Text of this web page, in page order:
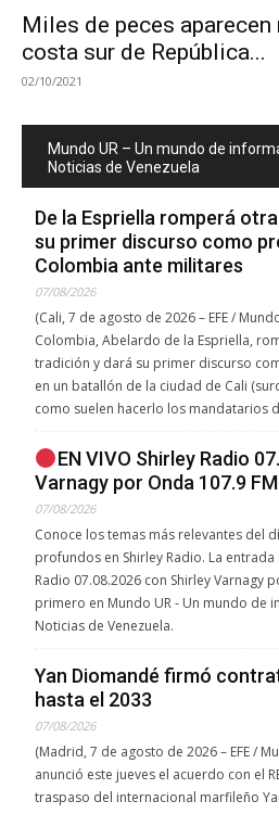
Miles de peces
costa sur de República...
02/10/2021
Mundo UR – Un mundo de
Noticias de Venezuela
De la Espriella romperá
su primer discurso como
Colombia ante militares
07/08/2026
(Cali, 7 de agosto de 2026 – EFE /
Colombia, Abelardo de la Espriella,
tradición y dará su primer discurso
en un batallón de la ciudad de Cali
como suelen hacerlo los mandatarios
EN VIVO Shirley Radio
Varnagy por Onda 107.9 FM
07/08/2026
Conoce los temas más relevantes del
profundos en Shirley Radio. La entrada
Radio 07.08.2026 con Shirley Varnagy
primero en Mundo UR - Un mundo de
Noticias de Venezuela.
Yan Diomandé firmó
hasta el 2033
07/08/2026
(Madrid, 7 de agosto de 2026 – EFE /
anunció este jueves el acuerdo con el
traspaso del internacional marfileño